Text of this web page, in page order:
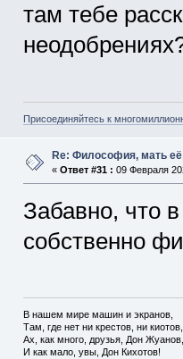
там тебе
Присоединяйтесь к
Re: Философия, мать её
« Ответ #31 : 09 Февраля
Забавно, что
собственно
В нашем мире машин и экранов,
Там, где нет ни крестов, ни киотов,
Ах, как много, друзья, Дон Жуанов,
И как мало, увы, Дон Кихотов!